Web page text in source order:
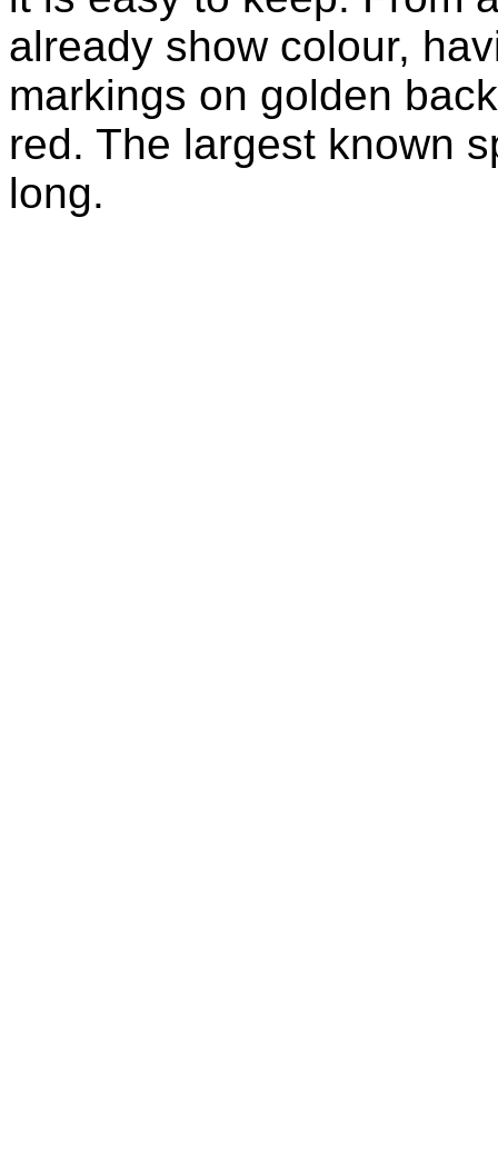
already show colour,
markings on golden
red. The largest known
long.